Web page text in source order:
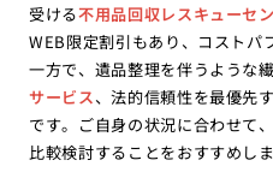
受ける不用品回収レスキューセ
WEB限定割引もあり、コストパ
一方で、遺品整理を伴うような
サービス、法的信頼性を最優先
です。ご自身の状況に合わせて
比較検討することをおすすめしま